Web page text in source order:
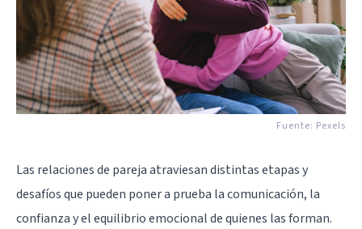
Fuente: Pexels
Las relaciones de pareja atraviesan distintas etapas y
desafíos que pueden poner a prueba la comunicación, la
confianza y el equilibrio emocional de quienes las forman.